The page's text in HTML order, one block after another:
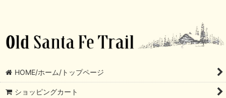
HOME/ホーム/トップページ
ショッピングカート